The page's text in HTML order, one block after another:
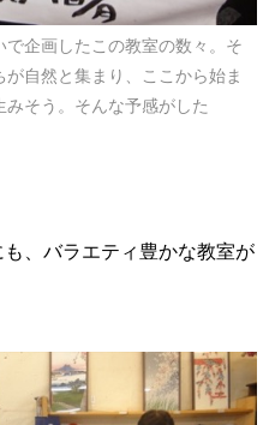
で企画したこの教室の数々。そ
自然と集まり、ここから始ま
そう。そんな予感がした
も、バラエティ豊かな教室が